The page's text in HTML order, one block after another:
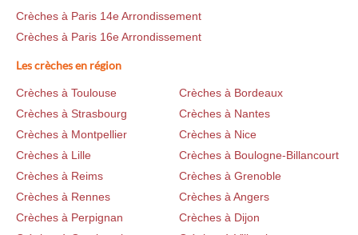
Crèches à Paris 14e Arrondissement
Crèches à Paris 16e Arrondissement
Les crèches en région
Crèches à Toulouse
Crèches à Bordeaux
Crèches à Strasbourg
Crèches à Nantes
Crèches à Montpellier
Crèches à Nice
Crèches à Lille
Crèches à Boulogne-Billancourt
Crèches à Reims
Crèches à Grenoble
Crèches à Rennes
Crèches à Angers
Crèches à Perpignan
Crèches à Dijon